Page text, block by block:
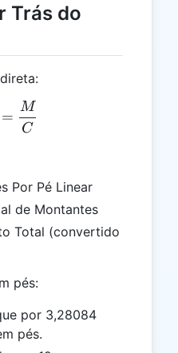
Trás do
MPL = \frac{M}{C}
=
C
M
Por Pé Linear
de Montantes
Total (convertido
pés:
por 3,28084
pés.